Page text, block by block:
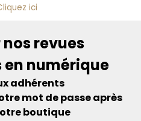
ici
revues
numérique
adhérents
mot de passeaprès
boutique